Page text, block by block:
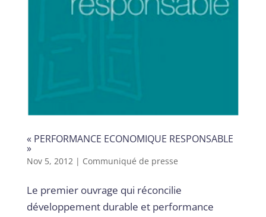
« PERFORMANCE ECONOMIQUE RESPONSABLE
»
Nov 5, 2012 | Communiqué de presse
Le premier ouvrage qui réconcilie
développement durable et performance